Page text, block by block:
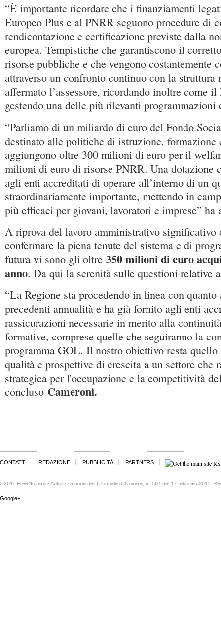
“È importante ricordare che i finanziamenti
Europeo Plus e al PNRR seguono procedure di
rendicontazione e certificazione previste dalla
europea. Tempistiche che garantiscono il
risorse pubbliche e che vengono costantemente
attraverso un confronto continuo con la struttura
affermato l’assessore, ricordando inoltre come il
gestendo una delle più rilevanti
“Parliamo di un miliardo di euro del Fondo
destinato alle politiche di istruzione, formazione
aggiungono oltre 300 milioni di euro per il
milioni di euro di risorse PNRR. Una dotazione
agli enti accreditati di operare all’interno di un
straordinariamente importante, mettendo in
più efficaci per giovani, lavoratori e imprese”
A riprova del lavoro amministrativo significativo
confermare la piena tenute del sistema e di
futura vi sono gli oltre 350 milioni di euro
anno. Da qui la serenità sulle questioni relative
“La Regione sta procedendo in linea con quanto
precedenti annualità e ha già fornito agli enti
rassicurazioni necessarie in merito alla
formative, comprese quelle che seguiranno la
programma GOL. Il nostro obiettivo resta
qualità e prospettive di crescita a un settore che
strategica per l'occupazione e la competitività
concluso Cameroni.
CONTATTI REDAZIONE PUBBLICITÀ PARTNERS
©2011 FreeNovara - Autorizzazione del Tribunale di Novara, nr 504 del 17 febbraio 2011.
Google+